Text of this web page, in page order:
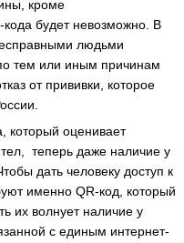
кроме
кода будет невозможно. В
людьми
тем или иным причинам
от прививки, которое
который оценивает
теперь даже наличие у
дать человеку доступ к
именно QR-код, который
их волнует наличие у
с единым интернет-